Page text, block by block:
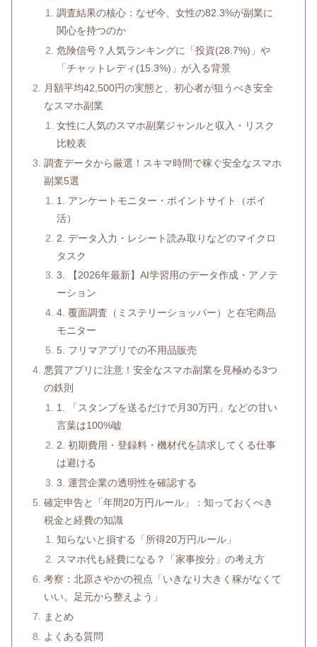
調査結果の核心：なぜ今、女性の82.3%が副業に
関心を持つのか
危険信号？人気ランキングに「投資(28.7%)」や
「チャットレディ(15.3%)」が入る背景
月額平均42,500円の実態と、初心者が狙うべき安全
なスマホ副業
女性に人気のスマホ副業ジャンルと収入・リスク
比較表
調査データから厳選！スキマ時間で稼ぐ安全なスマホ
副業5選
1. アンケートモニター・ポイントサイト（ポイ
活）
2. データ入力・レシート読み取りなどのマイクロ
タスク
3. 【2026年最新】AI学習用のデータ作成・アノテ
ーション
4. 覆面調査（ミステリーショッパー）と在宅商品
モニター
5. フリマアプリでの不用品販売
悪質アプリに注意！安全なスマホ副業を見極める3つ
の鉄則
1. 「スタンプを送るだけで月30万円」などの甘い
言葉は100%嘘
2. 初期費用・登録料・機材代を請求してくる仕事
は避ける
3. 運営企業の透明性を確認する
確定申告と「年間20万円ルール」：知っておくべき
税金と経費の知識
知らないと損する「所得20万円ルール」
スマホ代も経費になる？「家事按分」の考え方
考察：北原さやかの視点「いきなり大きく稼がなくて
いい。足元から整えよう」
まとめ
よくある質問